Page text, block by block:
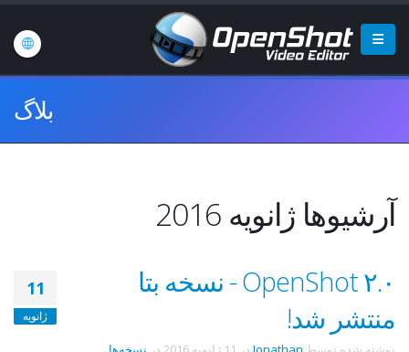
بلاگ
آرشیوها ژانویه 2016
11
ژانویه
OpenShot ۲.۰ - نسخه بتا
منتشر شد!